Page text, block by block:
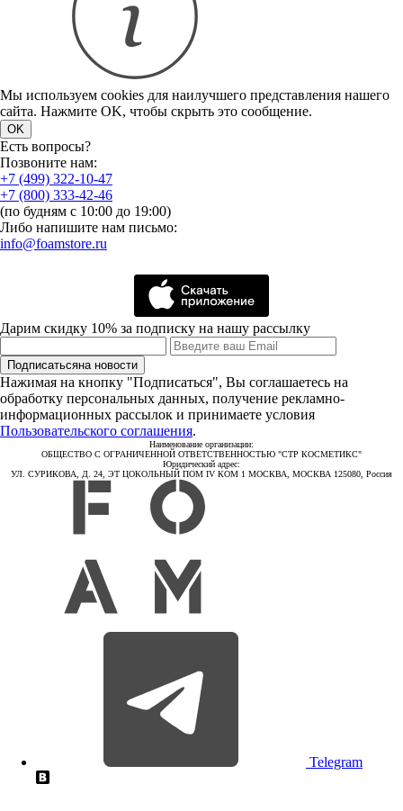
Мы используем cookies для наилучшего представления нашего
сайта. Нажмите OK, чтобы скрыть это сообщение.
OK
Есть вопросы?
Позвоните нам:
+7 (499) 322-10-47
+7 (800) 333-42-46
(по будням с 10:00 до 19:00)
Либо напишите нам письмо:
info@foamstore.ru
Дарим скидку 10% за подписку на нашу рассылку
Подписатьсяна новости
Нажимая на кнопку "Подписаться", Вы соглашаетесь на
обработку персональных данных, получение рекламно-
информационных рассылок и принимаете условия
Пользовательского соглашения.
Наименование организации:
ОБЩЕСТВО С ОГРАНИЧЕННОЙ ОТВЕТСТВЕННОСТЬЮ "СТР КОСМЕТИКС"
Юридический адрес:
УЛ. СУРИКОВА, Д. 24, ЭТ ЦОКОЛЬНЫЙ ПОМ IV КОМ 1 МОСКВА, МОСКВА 125080, Россия
Telegram